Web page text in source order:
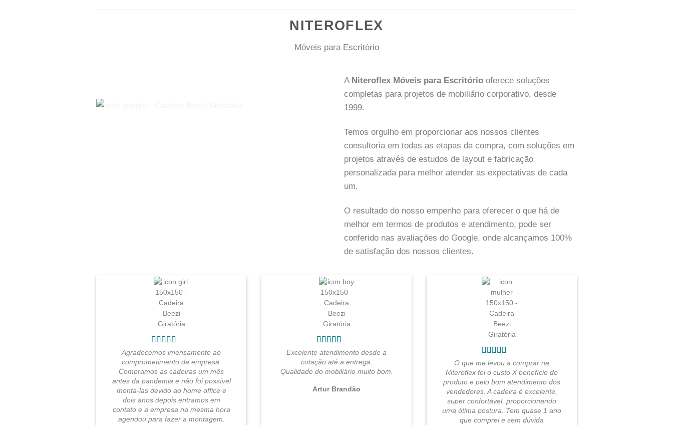
NITEROFLEX
Móveis para Escritório
A Niteroflex Móveis para Escritório oferece soluções
completas para projetos de mobiliário corporativo, desde
1999.
Temos orgulho em proporcionar aos nossos clientes
consultoria em todas as etapas da compra, com soluções em
projetos através de estudos de layout e fabricação
personalizada para melhor atender as expectativas de cada
um.
O resultado do nosso empenho para oferecer o que há de
melhor em termos de produtos e atendimento, pode ser
conferido nas avaliações do Google, onde alcançamos 100%
de satisfação dos nossos clientes.
Agradecemos imensamente ao
comprometimento da empresa.
Compramos as cadeiras um mês
antes da pandemia e não foi possível
monta-las devido ao home office e
dois anos depois entramos em
contato e a empresa na mesma hora
agendou para fazer a montagem.
Excelente atendimento desde a
cotação até a entrega.
Qualidade do mobiliário muito bom.
Artur Brandão
O que me levou a comprar na
Niteroflex foi o custo X benefício do
produto e pelo bom atendimento dos
vendedores. A cadeira é excelente,
super confortável, proporcionando
uma ótima postura. Tem quase 1 ano
que comprei e sem dúvida